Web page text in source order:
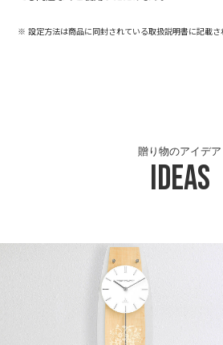
※ 設定方法は商品に同封されている取扱説明書に記載さ
Ideas
贈り物のアイデア